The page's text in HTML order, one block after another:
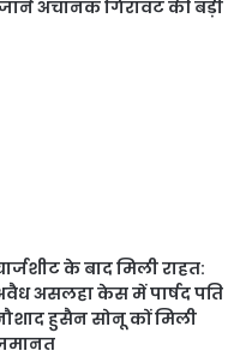
अचानक गिरावट की बड़ी
के बाद मिली राहत:
असलहा केस में पार्षद पति
हुसैन सोनू कों मिली